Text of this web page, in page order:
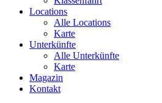
Locations
Alle Locations
Karte
Unterkünfte
Alle Unterkünfte
Karte
Magazin
Kontakt